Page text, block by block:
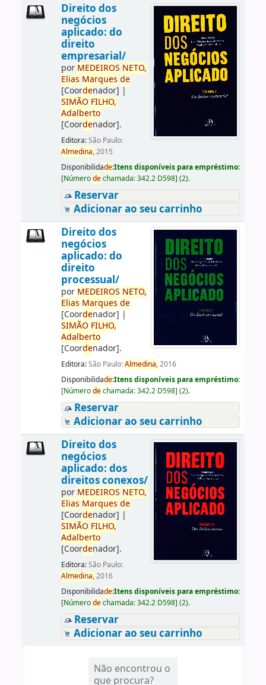
Direito dos
negócios
aplicado: do
direito
empresarial/
por MEDEIROS NETO,
Elias Marques de
[Coordenador] |
SIMÃO FILHO,
Adalberto
[Coordenador].
Editora:São Paulo:
Almedina,2015
Disponibilidade:Itens disponíveis para empréstimo:
[Númerodechamada:342.2 D598] (2).
Reservar
Adicionar ao seu carrinho
Direito dos
negócios
aplicado: do
direito
processual/
por MEDEIROS NETO,
Elias Marques de
[Coordenador] |
SIMÃO FILHO,
Adalberto
[Coordenador].
Editora:São Paulo:Almedina,2016
Disponibilidade:Itens disponíveis para empréstimo:
[Númerodechamada:342.2 D598] (2).
Reservar
Adicionar ao seu carrinho
Direito dos
negócios
aplicado: dos
direitos conexos/
por MEDEIROS NETO,
Elias Marques de
[Coordenador] |
SIMÃO FILHO,
Adalberto
[Coordenador].
Editora:São Paulo:
Almedina,2016
Disponibilidade:Itens disponíveis para empréstimo:
[Númerodechamada:342.2 D598] (2).
Reservar
Adicionar ao seu carrinho
Não encontrou o
que procura?